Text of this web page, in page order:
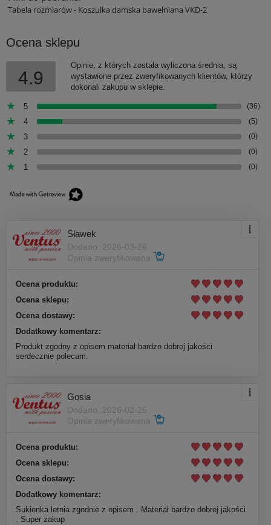
Tabela rozmiarów - Koszulka damska bawełniana VKD-2
Ocena sklepu
4.9
Opinie, z których została wyliczona średnia, są
wystawione przez zweryfikowanych klientów, którzy
dokonali zakupu w sklepie.
5 (36)
4 (5)
3 (0)
2 (0)
1 (0)
Sławek
Dodano: 2026-03-26
Opinia zweryfikowana
Ocena produktu:
Ocena sklepu:
Ocena dostawy:
Dodatkowy komentarz:
Produkt zgodny z opisem materiał bardzo dobrej jakości
serdecznie polecam.
Gosia
Dodano: 2026-02-26
Opinia zweryfikowana
Ocena produktu:
Ocena sklepu:
Ocena dostawy:
Dodatkowy komentarz:
Sukienka letnia zgodnie z opisem . Materiał bardzo dobrej jakości
. Super zakup